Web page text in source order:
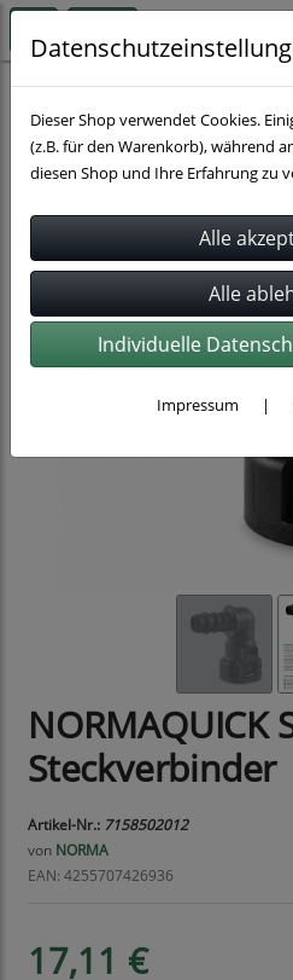
Schlauchverbindung
NORMAQUICK
Steckverbinder
Artikel-Nr.: 7158502012
von NORMA
EAN: 4255707426936
17,11 €
Dieser Shop verwendet Cookies.
(z.B. für den Warenkorb), während
diesen Shop und Ihre Erfahrung zu
Individuelle
Impressum |